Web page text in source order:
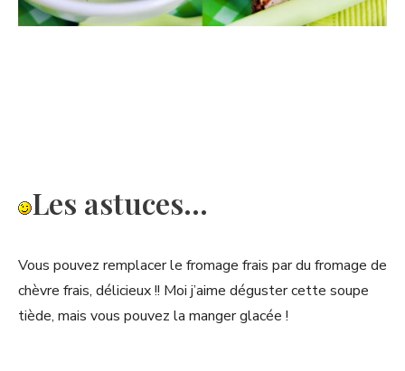
Les astuces…
Vous pouvez remplacer le fromage frais par du fromage de
chèvre frais, délicieux !! Moi j’aime déguster cette soupe
tiède, mais vous pouvez la manger glacée !